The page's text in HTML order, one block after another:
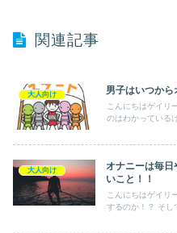
関連記事
大人向け 男子はいつから
こんにちはゲイリ
のはわかっている
大人向け
オナニーは毎日
いこと！！
こんにちはゲイリ
するのか！？ そし